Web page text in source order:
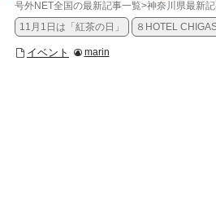
号外NET全国の最新記事一覧>神奈川県最新
11月1日は「紅茶の日」
８HOTEL
イベント marin